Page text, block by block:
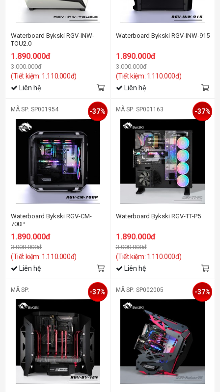
Waterboard Bykski RGV-INW-
TOU2.0
1.890.000đ
3.000.000đ
(Tiết kiệm: 1.110.000đ)
Liên hệ
Waterboard Bykski RGV-INW-915
1.890.000đ
3.000.000đ
(Tiết kiệm: 1.110.000đ)
Liên hệ
MÃ SP: SP001954
Waterboard Bykski RGV-CM-
700P
1.890.000đ
3.000.000đ
(Tiết kiệm: 1.110.000đ)
-37%
Liên hệ
MÃ SP: SP001163
Waterboard Bykski RGV-TT-P5
1.890.000đ
3.000.000đ
(Tiết kiệm: 1.110.000đ)
-37%
Liên hệ
MÃ SP: -37% MÃ SP: SP002005 -37%